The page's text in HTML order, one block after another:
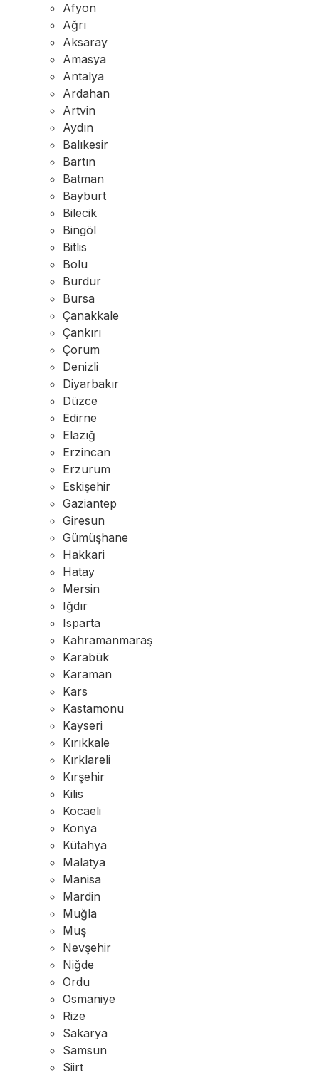
Afyon
Ağrı
Aksaray
Amasya
Antalya
Ardahan
Artvin
Aydın
Balıkesir
Bartın
Batman
Bayburt
Bilecik
Bingöl
Bitlis
Bolu
Burdur
Bursa
Çanakkale
Çankırı
Çorum
Denizli
Diyarbakır
Düzce
Edirne
Elazığ
Erzincan
Erzurum
Eskişehir
Gaziantep
Giresun
Gümüşhane
Hakkari
Hatay
Mersin
Iğdır
Isparta
Kahramanmaraş
Karabük
Karaman
Kars
Kastamonu
Kayseri
Kırıkkale
Kırklareli
Kırşehir
Kilis
Kocaeli
Konya
Kütahya
Malatya
Manisa
Mardin
Muğla
Muş
Nevşehir
Niğde
Ordu
Osmaniye
Rize
Sakarya
Samsun
Siirt